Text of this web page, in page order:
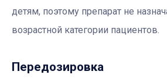
детям, поэтому препарат не
возрастной категории пациентов.
Передозировка